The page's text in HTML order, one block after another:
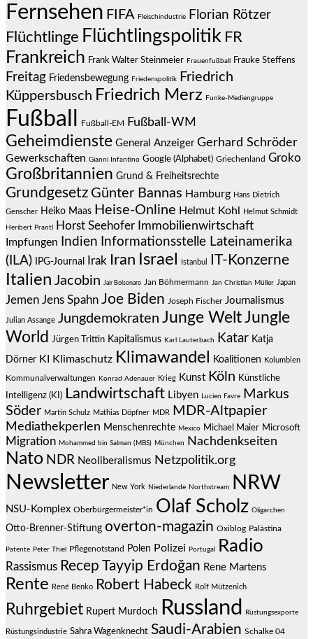
Fernsehen FIFA Fleischindustrie Florian Rötzer
Flüchtlinge Flüchtlingspolitik FR
Frankreich Frank Walter Steinmeier Frauenfußball Frauke Steffens
Freitag Friedensbewegung Friedenspolitik
Friedrich
Küppersbusch Friedrich Merz Funke-Mediengruppe
Fußball Fußball-EM Fußball-WM
Geheimdienste General Anzeiger Gerhard Schröder
Gewerkschaften Gianni Infantino Google (Alphabet) Griechenland Groko
Großbritannien Grund & Freiheitsrechte
Grundgesetz Günter Bannas Hamburg Hans Dietrich
Genscher Heiko Maas Heise-Online Helmut Kohl Helmut Schmidt
Heribert Prantl Horst Seehofer Immobilienwirtschaft
Impfungen Indien Informationsstelle Lateinamerika
(ILA)
IPG-Journal Irak Iran Israel Istanbul IT-Konzerne
Italien Jacobin Jair Bolsonaro Jan Böhmermann Jan Christian Müller Japan
Jemen Jens Spahn Joe Biden Joseph Fischer Journalismus
Julian Assange Jungdemokraten Junge WeltJungle
World
Jürgen Trittin Kapitalismus Karl Lauterbach Katar Katja
Dörner KI Klimaschutz Klimawandel Koalitionen Kolumbien
Kommunalverwaltungen Konrad Adenauer Krieg Kunst Köln Künstliche
Intelligenz (KI) Landwirtschaft Libyen Lucien Favre
Markus
Söder Martin Schulz Mathias Döpfner MDR MDR-Altpapier
Mediathekperlen Menschenrechte Mexico Michael Maier Microsoft
Migration Mohammed bin Salman (MBS) München Nachdenkseiten
Nato NDR Neoliberalismus Netzpolitik.org
Newsletter New York Niederlande Northstream NRW
NSU-Komplex Oberbürgermeister*in Olaf Scholz Oligarchen
Otto-Brenner-Stiftung overton-magazin Oxiblog Palästina
Patente Peter Thiel Pflegenotstand Polen Polizei Portugal Radio
Rassismus Recep Tayyip Erdoğan Rene Martens
Rente René Benko Robert Habeck Rolf Mützenich
Ruhrgebiet Rupert Murdoch Russland Rüstungsexporte
Rüstungsindustrie Sahra Wagenknecht Saudi-Arabien Schalke 04